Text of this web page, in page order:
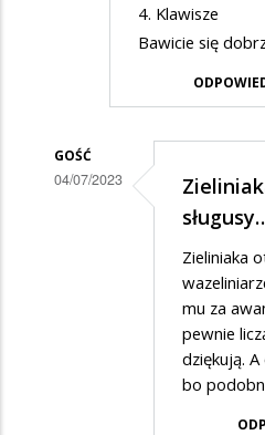
4. Klawisze
Bawicie się
GOŚĆ
04/07/2023
Zieliniaka
mu za
pewnie
dziękują.
bo